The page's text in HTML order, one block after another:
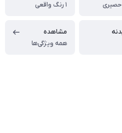
1 رنگ واقعی
مشاهده
همه ویژگی‌ها